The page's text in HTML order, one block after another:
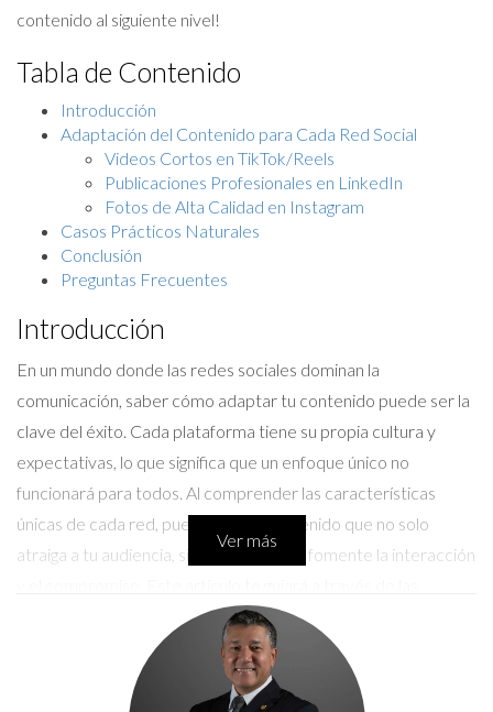
contenido al siguiente nivel!
Tabla de Contenido
Introducción
Adaptación del Contenido para Cada Red Social
Videos Cortos en TikTok/Reels
Publicaciones Profesionales en LinkedIn
Fotos de Alta Calidad en Instagram
Casos Prácticos Naturales
Conclusión
Preguntas Frecuentes
Introducción
En un mundo donde las redes sociales dominan la
comunicación, saber cómo adaptar tu contenido puede ser la
clave del éxito. Cada plataforma tiene su propia cultura y
expectativas, lo que significa que un enfoque único no
funcionará para todos. Al comprender las características
únicas de cada red, puedes crear contenido que no solo
atraiga a tu audiencia, sino que también fomente la interacción
mejores prácticas para adaptar tu contenido, ofreciendo
ejemplos concretos y consejos prácticos que puedes
implementar de inmediato.
Ver más